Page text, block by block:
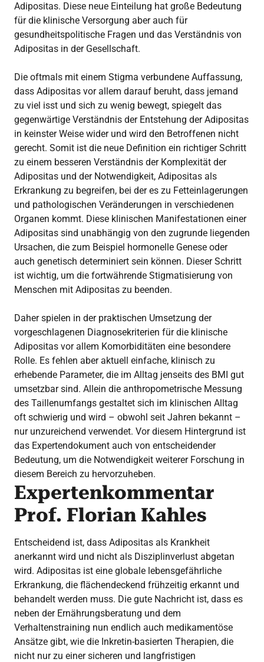
Adipositas. Diese neue Einteilung hat große Bedeutung
für die klinische Versorgung aber auch für
gesundheitspolitische Fragen und das Verständnis von
Adipositas in der Gesellschaft.
Die oftmals mit einem Stigma verbundene Auffassung,
dass Adipositas vor allem darauf beruht, dass jemand
zu viel isst und sich zu wenig bewegt, spiegelt das
gegenwärtige Verständnis der Entstehung der Adipositas
in keinster Weise wider und wird den Betroffenen nicht
gerecht. Somit ist die neue Definition ein richtiger Schritt
zu einem besseren Verständnis der Komplexität der
Adipositas und der Notwendigkeit, Adipositas als
Erkrankung zu begreifen, bei der es zu Fetteinlagerungen
und pathologischen Veränderungen in verschiedenen
Organen kommt. Diese klinischen Manifestationen einer
Adipositas sind unabhängig von den zugrunde liegenden
Ursachen, die zum Beispiel hormonelle Genese oder
auch genetisch determiniert sein können. Dieser Schritt
ist wichtig, um die fortwährende Stigmatisierung von
Menschen mit Adipositas zu beenden.
Daher spielen in der praktischen Umsetzung der
vorgeschlagenen Diagnosekriterien für die klinische
Adipositas vor allem Komorbiditäten eine besondere
Rolle. Es fehlen aber aktuell einfache, klinisch zu
erhebende Parameter, die im Alltag jenseits des BMI gut
umsetzbar sind. Allein die anthropometrische Messung
des Taillenumfangs gestaltet sich im klinischen Alltag
oft schwierig und wird – obwohl seit Jahren bekannt –
nur unzureichend verwendet. Vor diesem Hintergrund ist
das Expertendokument auch von entscheidender
Bedeutung, um die Notwendigkeit weiterer Forschung in
diesem Bereich zu hervorzuheben.
Expertenkommentar
Prof. Florian Kahles
Entscheidend ist, dass Adipositas als Krankheit
anerkannt wird und nicht als Disziplinverlust abgetan
wird. Adipositas ist eine globale lebensgefährliche
Erkrankung, die flächendeckend frühzeitig erkannt und
behandelt werden muss. Die gute Nachricht ist, dass es
neben der Ernährungsberatung und dem
Verhaltenstraining nun endlich auch medikamentöse
Ansätze gibt, wie die Inkretin-basierten Therapien, die
nicht nur zu einer sicheren und langfristigen